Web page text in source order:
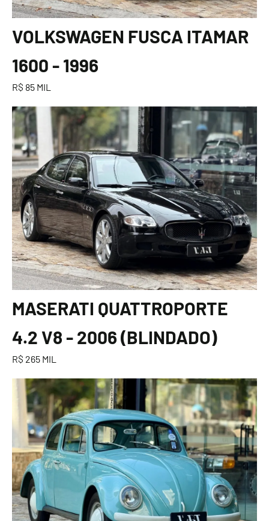
VOLKSWAGEN FUSCA ITAMAR
1600 - 1996
R$ 85 MIL
MASERATI QUATTROPORTE
4.2 V8 - 2006 (BLINDADO)
R$ 265 MIL